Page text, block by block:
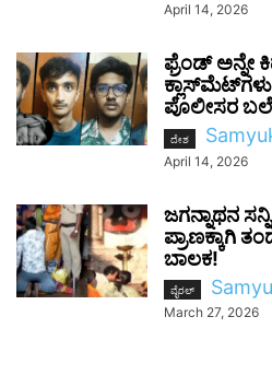
April 14, 2026
ಫ್ರೆಂಡ್ ಅನ್ನೇ
ಪೊಲೀಸರ
ದೇಶ
April 14, 2026
ಜಗನ್ನಾಥನ
ಪ್ರಾಣಕ್ಕಾಗಿ
ಬಾಲಕ!
ವೈರಲ್
March 27, 2026